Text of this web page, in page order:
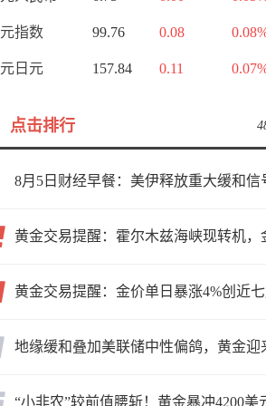
指数 99.76 0.08
日元 157.84 0.11
点击排行
“小非农”较前值腰斩！黄金暴冲4200美